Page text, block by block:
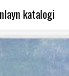
katalogi